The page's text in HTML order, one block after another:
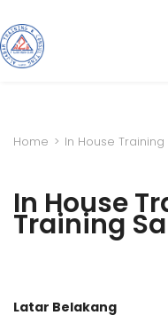
Home > In House
In House
Training
Latar Belakang